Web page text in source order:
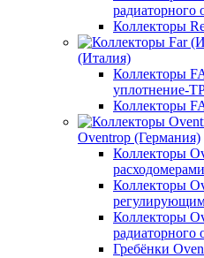
радиаторного
Коллекторы
(Италия)
Коллекторы
уплотнение-
Коллекторы
Oventrop (Германия)
Коллекторы
Коллекторы
Коллекторы
радиаторного
Гребёнки